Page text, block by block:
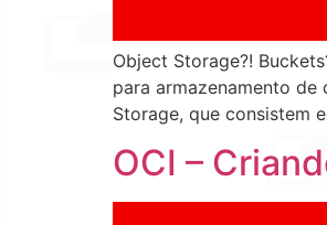
Object Storage?!
para armazenamento de
Storage, que consistem
OCI –